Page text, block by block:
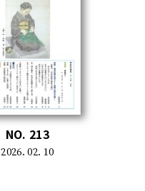
NO. 213
2026. 02. 10